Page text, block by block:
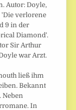
Autor: Doyle,
'Die verlorene
9 in der
Diamond'.
Sir Arthur
war Arzt.
ließ ihm
Bekannt
Neben
In